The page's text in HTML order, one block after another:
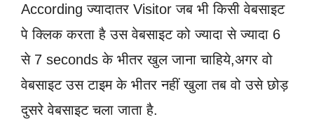
According ज्यादातर Visitor जब भी किसी वेबसाइट
पे क्लिक करता है उस वेबसाइट को ज्यादा से ज्यादा 6
से 7 seconds के भीतर खुल जाना चाहिये,अगर वो
वेबसाइट उस टाइम के भीतर नहीं खुला तब वो उसे छोड़
दुसरे वेबसाइट चला जाता है.